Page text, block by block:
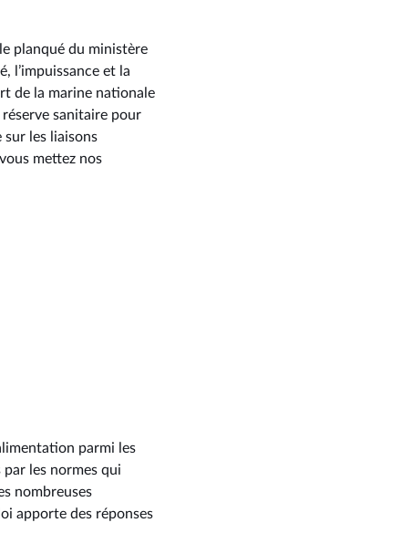
planqué du ministère
l’impuissance et la
de la marine nationale
sanitaire pour
les liaisons
mettez nos
parmi les
les normes qui
nombreuses
apporte des réponses